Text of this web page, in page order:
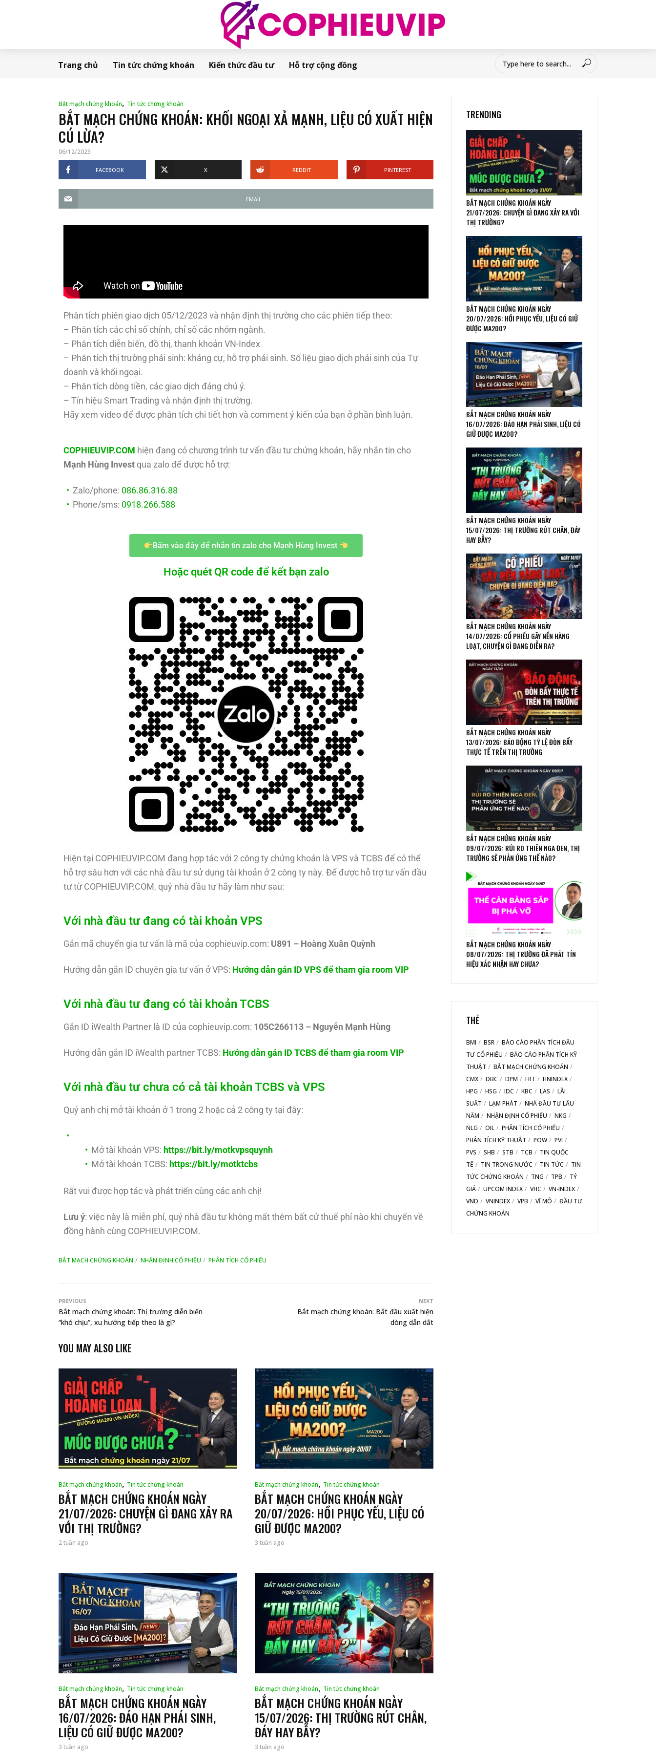
Trang chủ Tin tức chứng khoán Kiến thức đầu tư Hỗ trợ cộng đồng
Bắt mạch chứng khoán, Tin tức chứng khoán
BẮT MẠCH CHỨNG KHOÁN: KHỐI NGOẠI XẢ MẠNH, LIỆU CÓ XUẤT HIỆN
CÚ LỪA?
06/12/2023
FACEBOOK X REDDIT PINTEREST
EMAIL
Phân tích phiên giao dịch 05/12/2023 và nhận định thị trường cho các phiên tiếp theo:
– Phân tích các chỉ số chính, chỉ số các nhóm ngành.
– Phân tích diễn biến, đồ thị, thanh khoản VN-Index
– Phân tích thị trường phái sinh: kháng cự, hỗ trợ phái sinh. Số liệu giao dịch phái sinh của Tự
doanh và khối ngoại.
– Phân tích dòng tiền, các giao dịch đáng chú ý.
– Tín hiệu Smart Trading và nhận định thị trường.
Hãy xem video để được phân tích chi tiết hơn và comment ý kiến của bạn ở phần bình luận.
COPHIEUVIP.COM hiện đang có chương trình tư vấn đầu tư chứng khoán, hãy nhắn tin cho
Mạnh Hùng Invest qua zalo để được hỗ trợ:
Zalo/phone: 086.86.316.88
Phone/sms: 0918.266.588
Bấm vào đây để nhắn tin zalo cho Mạnh Hùng Invest
Hoặc quét QR code để kết bạn zalo
Hiện tại COPHIEUVIP.COM đang hợp tác với 2 công ty chứng khoán là VPS và TCBS để có thể
hỗ trợ sâu hơn với các nhà đầu tư sử dụng tài khoản ở 2 công ty này. Để được hỗ trợ tư vấn đầu
tư từ COPHIEUVIP.COM, quý nhà đầu tư hãy làm như sau:
Với nhà đầu tư đang có tài khoản VPS
Gắn mã chuyển gia tư vấn là mã của cophieuvip.com: U891 – Hoàng Xuân Quỳnh
Hướng dẫn gắn ID chuyên gia tư vấn ở VPS: Hướng dẫn gán ID VPS để tham gia room VIP
Với nhà đầu tư đang có tài khoản TCBS
Gắn ID iWealth Partner là ID của cophieuvip.com: 105C266113 – Nguyễn Mạnh Hùng
Hướng dẫn gắn ID iWealth partner TCBS: Hướng dẫn gán ID TCBS để tham gia room VIP
Với nhà đầu tư chưa có cả tài khoản TCBS và VPS
Quý anh chị mở tài khoản ở 1 trong 2 hoặc cả 2 công ty tại đây:
Mở tài khoản VPS: https://bit.ly/motkvpsquynh
Mở tài khoản TCBS: https://bit.ly/motktcbs
Rất vui được hợp tác và phát triển cùng các anh chị!
Lưu ý: việc này là miễn phí, quý nhà đầu tư không mất thêm bất cứ thuế phí nào khi chuyển về
đồng hành cùng COPHIEUVIP.COM.
BẮT MẠCH CHỨNG KHOÁN NHẬN ĐỊNH CỔ PHIẾU PHÂN TÍCH CỔ PHIẾU
PREVIOUS
Bắt mạch chứng khoán: Thị trường diễn biến
“khó chịu”, xu hướng tiếp theo là gì?
NEXT
Bắt mạch chứng khoán: Bắt đầu xuất hiện
dòng dẫn dắt
YOU MAY ALSO LIKE
Bắt mạch chứng khoán, Tin tức chứng khoán
BẮT MẠCH CHỨNG KHOÁN NGÀY
21/07/2026: CHUYỆN GÌ ĐANG XẢY RA
VỚI THỊ TRƯỜNG?
2 tuần ago
Bắt mạch chứng khoán, Tin tức chứng khoán
BẮT MẠCH CHỨNG KHOÁN NGÀY
20/07/2026: HỒI PHỤC YẾU, LIỆU CÓ
GIỮ ĐƯỢC MA200?
3 tuần ago
Bắt mạch chứng khoán, Tin tức chứng khoán
BẮT MẠCH CHỨNG KHOÁN NGÀY
16/07/2026: ĐÁO HẠN PHÁI SINH,
LIỆU CÓ GIỮ ĐƯỢC MA200?
3 tuần ago
Bắt mạch chứng khoán, Tin tức chứng khoán
BẮT MẠCH CHỨNG KHOÁN NGÀY
15/07/2026: THỊ TRƯỜNG RÚT CHÂN,
ĐÁY HAY BẪY?
3 tuần ago
TRENDING
BẮT MẠCH CHỨNG KHOÁN NGÀY
21/07/2026: CHUYỆN GÌ ĐANG XẢY RA VỚI
THỊ TRƯỜNG?
BẮT MẠCH CHỨNG KHOÁN NGÀY
20/07/2026: HỒI PHỤC YẾU, LIỆU CÓ GIỮ
ĐƯỢC MA200?
BẮT MẠCH CHỨNG KHOÁN NGÀY
16/07/2026: ĐÁO HẠN PHÁI SINH, LIỆU CÓ
GIỮ ĐƯỢC MA200?
BẮT MẠCH CHỨNG KHOÁN NGÀY
15/07/2026: THỊ TRƯỜNG RÚT CHÂN, ĐÁY
HAY BẪY?
BẮT MẠCH CHỨNG KHOÁN NGÀY
14/07/2026: CỔ PHIẾU GÃY NỀN HÀNG
LOẠT, CHUYỆN GÌ ĐANG DIỄN RA?
BẮT MẠCH CHỨNG KHOÁN NGÀY
13/07/2026: BÁO ĐỘNG TỶ LỆ ĐÒN BẨY
THỰC TẾ TRÊN THỊ TRƯỜNG
BẮT MẠCH CHỨNG KHOÁN NGÀY
09/07/2026: RỦI RO THIÊN NGA ĐEN, THỊ
TRƯỜNG SẼ PHẢN ỨNG THẾ NÀO?
BẮT MẠCH CHỨNG KHOÁN NGÀY
08/07/2026: THỊ TRƯỜNG ĐÃ PHÁT TÍN
HIỆU XÁC NHẬN HAY CHƯA?
THẺ
BMI BSR
BÁO CÁO PHÂN TÍCH ĐẦU
TƯ CỔ PHIẾU
BÁO CÁO PHÂN TÍCH KỸ
THUẬT
BẮT MẠCH CHỨNG KHOÁN
CMX
DBC DPM FRT
HNINDEX
HPG
HSG IDC KBC LAS
LÃI
SUẤT
LẠM PHÁT
NHÀ ĐẦU TƯ LÂU
NĂM
NHẬN ĐỊNH CỔ PHIẾU
NKG
NLG
OIL
PHÂN TÍCH CỔ PHIẾU
PHÂN TÍCH KỸ THUẬT
POW
PVI
PVS
SHB STB TCB
TIN QUỐC
TẾ
TIN TRONG NƯỚC TIN TỨC
TIN
TỨC CHỨNG KHOÁN
TNG TPB
TỶ
GIÁ
UPCOM INDEX VHC
VN-INDEX
VND
VNINDEX VPB VĨ MÔ
ĐẦU TƯ
CHỨNG KHOÁN